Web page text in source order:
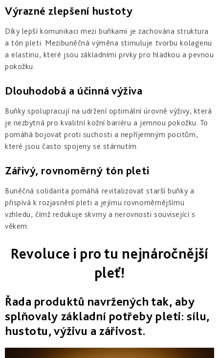
Výrazné zlepšení hustoty
Díky lepší komunikaci mezi buňkami je zachována struktura
a tón pleti. Mezibuněčná výměna stimuluje tvorbu kolagenu
a elastinu, které jsou základními prvky pro hladkou a pevnou
pokožku.
Dlouhodobá a účinná výživa
Buňky spolupracují na udržení optimální úrovně výživy, která
je nezbytná pro kvalitní kožní bariéru a jemnou pokožku. To
pomáhá bojovat proti suchosti a nepříjemným pocitům,
které jsou často spojeny se stárnutím.
Zářivý, rovnoměrný tón pleti
Buněčná solidarita pomáhá revitalizovat starší buňky a
přispívá k rozjasnění pleti a jejímu rovnoměrnějšímu
vzhledu, čímž redukuje skvrny a nerovnosti související s
věkem.
Revoluce i pro tu nejnáročnější
pleť!
Řada produktů navržených tak, aby
splňovaly základní potřeby pleti: sílu,
hustotu, výživu a zářivost.